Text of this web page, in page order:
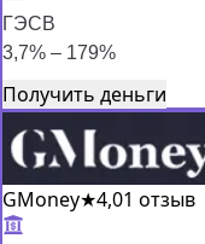
ГЭСВ
3,7% – 179%
Получить деньги
GMoney★4,01 отзыв